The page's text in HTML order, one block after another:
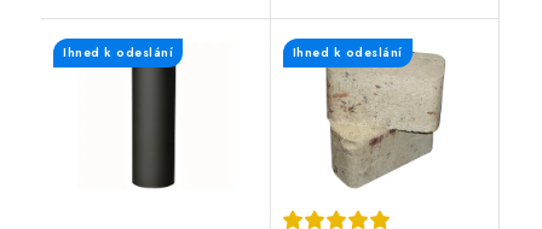
plechu 1,5 mm.
určená pro spojení mezi
spalinovým hrdlem
krbových kamen/sporáku...
Ihned k odeslání Ihned k odeslání